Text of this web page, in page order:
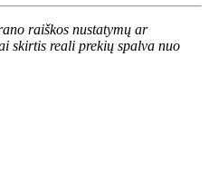
raiškos nustatymų ar
skirtis reali prekių spalva nuo